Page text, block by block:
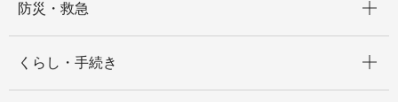
防災・救急
くらし・手続き